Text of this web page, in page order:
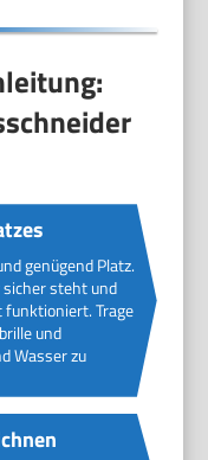
genügend Platz.
sicher steht und
Trage
und
Wasser zu